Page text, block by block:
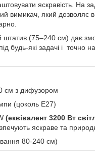
яскравість. На
вимикач, який дозволяє
штатив (75–240 см) дає
будь-які задачі і точно
см з дифузором
(цоколь E27)
(еквівалент 3200 Вт
яскраве та
80-240 см)